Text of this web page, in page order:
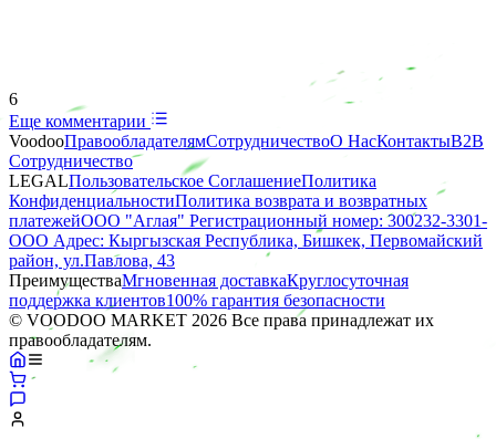
6
Еще комментарии
VoodooПравообладателямСотрудничествоО НасКонтактыB2B
Сотрудничество
LEGALПользовательское СоглашениеПолитика
КонфиденциальностиПолитика возврата и возвратных
платежейООО "Аглая" Регистрационный номер: 300232-3301-
ООО Адрес: Кыргызская Республика, Бишкек, Первомайский
район, ул.Павлова, 43
ПреимуществаМгновенная доставкаКруглосуточная
поддержка клиентов100% гарантия безопасности
© VOODOO MARKET 2026 Все права принадлежат их
правообладателям.